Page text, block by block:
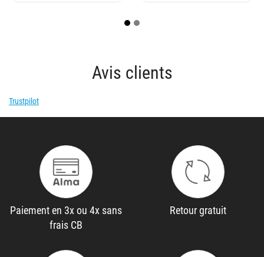
Avis clients
Trustpilot
Paiement en 3x ou 4x sans
frais CB
Retour gratuit